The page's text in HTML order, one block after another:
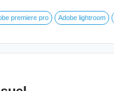
premiere pro Adobe lightroom